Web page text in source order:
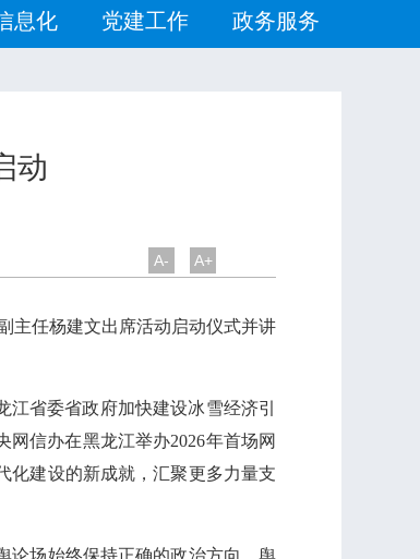
息化 党建工作 政务服务
动
A- A+
主任杨建文出席活动启动仪式并讲
省委省政府加快建设冰雪经济引
信办在黑龙江举办2026年首场网
化建设的新成就，汇聚更多力量支
论场始终保持正确的政治方向、舆